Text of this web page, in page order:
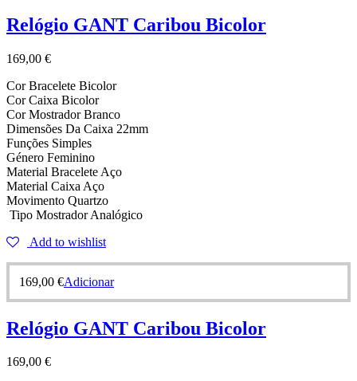
Relógio GANT Caribou Bicolor
169,00 €
Cor Bracelete Bicolor
Cor Caixa Bicolor
Cor Mostrador Branco
Dimensões Da Caixa 22mm
Funções Simples
Género Feminino
Material Bracelete Aço
Material Caixa Aço
Movimento Quartzo
Tipo Mostrador Analógico
Add to wishlist
169,00 €Adicionar
Relógio GANT Caribou Bicolor
169,00 €